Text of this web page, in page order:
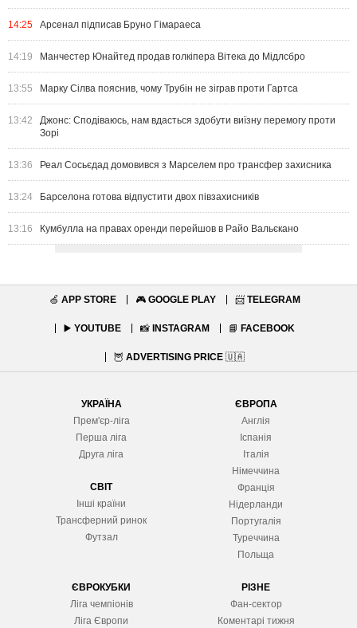
14:25 Арсенал підписав Бруно Гімараеса
14:19 Манчестер Юнайтед продав голкіпера Вітека до Мідлсбро
13:55 Марку Сілва пояснив, чому Трубін не зіграв проти Гартса
13:42
Джонс: Сподіваюсь, нам вдасться здобути виїзну перемогу проти
Зорі
13:36 Реал Сосьєдад домовився з Марселем про трансфер захисника
13:24 Барселона готова відпустити двох півзахисників
13:16 Кумбулла на правах оренди перейшов в Райо Вальєкано
🍏 APP STORE 🎮 GOOGLE PLAY 📨 TELEGRAM
▶️ YOUTUBE 📸 INSTAGRAM 📘 FACEBOOK
🦉 ADVERTISING PRICE 🇺🇦
УКРАЇНА
Прем'єр-ліга
Перша ліга
Друга ліга
СВІТ
Інші країни
Трансферний ринок
Футзал
ЄВРОПА
Англія
Іспанія
Італія
Німеччина
Франція
Нідерланди
Португалія
Туреччина
Польща
ЄВРОКУБКИ
Ліга чемпіонів
Ліга Європи
РІЗНЕ
Фан-сектор
Коментарі тижня